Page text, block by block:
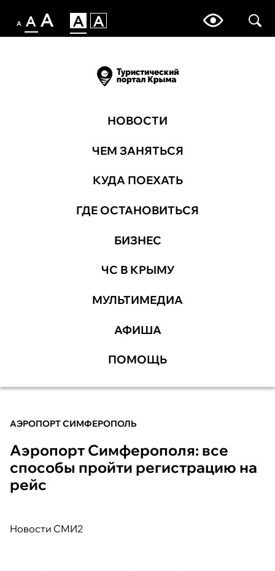
НОВОСТИ
ЧЕМ ЗАНЯТЬСЯ
КУДА ПОЕХАТЬ
ГДЕ ОСТАНОВИТЬСЯ
БИЗНЕС
ЧС В КРЫМУ
МУЛЬТИМЕДИА
АФИША
ПОМОЩЬ
АЭРОПОРТ СИМФЕРОПОЛЬ
Аэропорт Симферополя: все
способы пройти регистрацию на
рейс
Новости СМИ2